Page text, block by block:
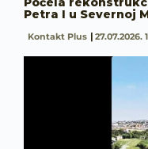
Petra I u Severnoj
Kontakt Plus 27.07.2026.